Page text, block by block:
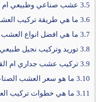
3.5 عشب صناعي وطبيعي ام
3.6 ما هي طريقة تركيب
3.7 ما هي افضل انواع العشب
3.8 توريد وتركيب نجيل طبيعي
3.9 تركيب عشب جداري ام
3.10 ما هو سعر العشب
3.11 ما هي خطوات تركيب